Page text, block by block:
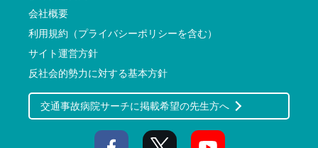
会社概要
利用規約（プライバシーポリシーを含む）
サイト運営方針
反社会的勢力に対する基本方針
交通事故病院サーチに掲載希望の先生方へ